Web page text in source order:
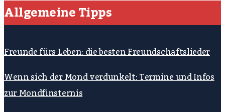
Allgemeine Tipps
Freunde fürs Leben: die besten Freundschaftslieder
Wenn sich der Mond verdunkelt: Termine und Infos
zur Mondfinsternis